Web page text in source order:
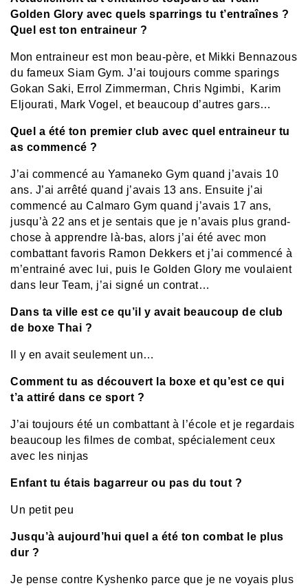
Golden Glory avec quels sparrings tu t’entraînes ?
Quel est ton entraineur ?
Mon entraineur est mon beau-père, et Mikki Bennazous
du fameux Siam Gym. J’ai toujours comme sparings
Gokan Saki, Errol Zimmerman, Chris Ngimbi, Karim
Eljourati, Mark Vogel, et beaucoup d’autres gars…
Quel a été ton premier club avec quel entraineur tu
as commencé ?
J’ai commencé au Yamaneko Gym quand j’avais 10
ans. J’ai arrêté quand j’avais 13 ans. Ensuite j’ai
commencé au Calmaro Gym quand j’avais 17 ans,
jusqu’à 22 ans et je sentais que je n’avais plus grand-
chose à apprendre là-bas, alors j’ai été avec mon
combattant favoris Ramon Dekkers et j’ai commencé à
m’entrainé avec lui, puis le Golden Glory me voulaient
dans leur Team, j’ai signé un contrat…
Dans ta ville est ce qu’il y avait beaucoup de club
de boxe Thai ?
Il y en avait seulement un…
Comment tu as découvert la boxe et qu’est ce qui
t’a attiré dans ce sport ?
J’ai toujours été un combattant à l’école et je regardais
beaucoup les filmes de combat, spécialement ceux
avec les ninjas
Enfant tu étais bagarreur ou pas du tout ?
Un petit peu
Jusqu’à aujourd’hui quel a été ton combat le plus
dur ?
Je pense contre Kyshenko parce que je ne voyais plus